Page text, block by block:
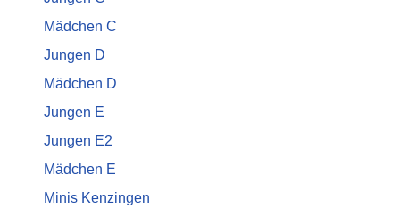
Mädchen C
Jungen D
Mädchen D
Jungen E
Jungen E2
Mädchen E
Minis Kenzingen